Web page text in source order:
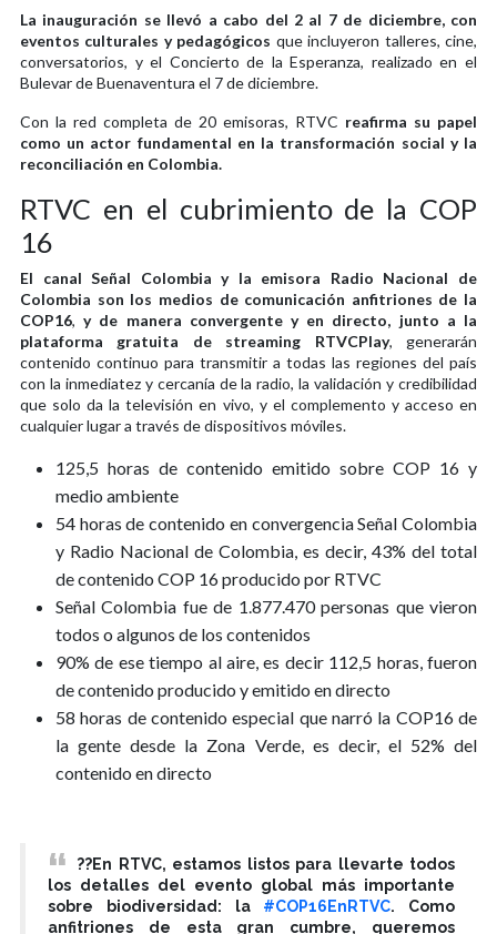
La inauguración se llevó a cabo del 2 al 7 de diciembre, con
eventos culturales y pedagógicos que incluyeron talleres, cine,
conversatorios, y el Concierto de la Esperanza, realizado en el
Bulevar de Buenaventura el 7 de diciembre.
Con la red completa de 20 emisoras, RTVC reafirma su papel
como un actor fundamental en la transformación social y la
reconciliación en Colombia.
RTVC en el cubrimiento de la COP
16
El canal Señal Colombia y la emisora Radio Nacional de
Colombia son los medios de comunicación anfitriones de la
COP16,y de manera convergente y en directo, junto a la
plataforma gratuita de streaming RTVCPlay, generarán
contenido continuo para transmitir a todas las regiones del país
con la inmediatez y cercanía de la radio, la validación y credibilidad
que solo da la televisión en vivo, y el complemento y acceso en
cualquier lugar a través de dispositivos móviles.
125,5 horas de contenido emitido sobre COP 16 y
medio ambiente
54 horas de contenido en convergencia Señal Colombia
y Radio Nacional de Colombia, es decir, 43% del total
de contenido COP 16 producido por RTVC
Señal Colombia fue de 1.877.470 personas que vieron
todos o algunos de los contenidos
90% de ese tiempo al aire, es decir 112,5 horas, fueron
de contenido producido y emitido en directo
58 horas de contenido especial que narró la COP16 de
la gente desde la Zona Verde, es decir, el 52% del
contenido en directo
??En RTVC, estamos listos para llevarte todos
los detalles del evento global más importante
sobre biodiversidad: la #COP16EnRTVC. Como
anfitriones de esta gran cumbre, queremos